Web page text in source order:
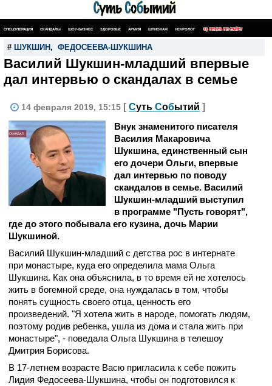
СПЕЦОПЕРАЦИЯ СКАНДАЛЫ ШОУ-БИЗНЕС ЗДОРОВЬЕ АРМИЯ ШПИОНАЖ НЕКРОЛОГ ПОИСК ПО САЙТУ
# ШУКШИН , ФЕДОСЕЕВА-ШУКШИНА
Василий Шукшин-младший впервые
дал интервью о скандалах в семье
14 февраля 2019, 15:15 [ Суть Событий ]
Внук знаменитого писателя
Василия Макаровича
Шукшина, единственный сын
его дочери Ольги, впервые
дал интервью по поводу
скандалов в семье. Василий
Шукшин-младший выступил
в программе "Пусть говорят",
где до этого побывала его кузина, дочь Марии
Шукшиной.
Василий Шукшин-младший с детства рос в интернате
при монастыре, куда его определила мама Ольга
Шукшина. Как она объяснила, в то время ей не хотелось
жить в богемной среде, она нуждалась в том, чтобы
понять сущность своего отца, ценность его
произведений. "Я хотела жить в народе, помогать людям,
поэтому родив ребенка, ушла из дома и стала жить при
монастыре", - поведала Ольга Шукшина в телешоу
Дмитрия Борисова.
В 17-летнем возрасте Васю пригласила к себе пожить
Лидия Федосеева-Шукшина, чтобы он подготовился к